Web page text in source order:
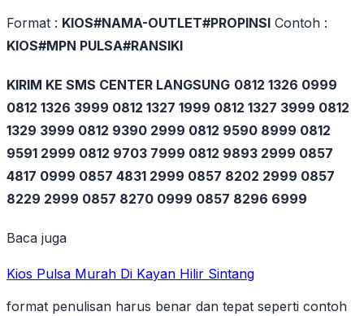
Format : KIOS#NAMA-OUTLET#PROPINSI Contoh :
KIOS#MPN PULSA#RANSIKI
KIRIM KE SMS CENTER LANGSUNG 0812 1326 0999
0812 1326 3999 0812 1327 1999 0812 1327 3999 0812
1329 3999 0812 9390 2999 0812 9590 8999 0812
9591 2999 0812 9703 7999 0812 9893 2999 0857
4817 0999 0857 4831 2999 0857 8202 2999 0857
8229 2999 0857 8270 0999 0857 8296 6999
Baca juga
Kios Pulsa Murah Di Kayan Hilir Sintang
format penulisan harus benar dan tepat seperti contoh